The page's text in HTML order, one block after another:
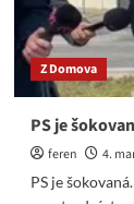
vytrelo
kocúra
Z Domova
PS je
feren
4.
PS je